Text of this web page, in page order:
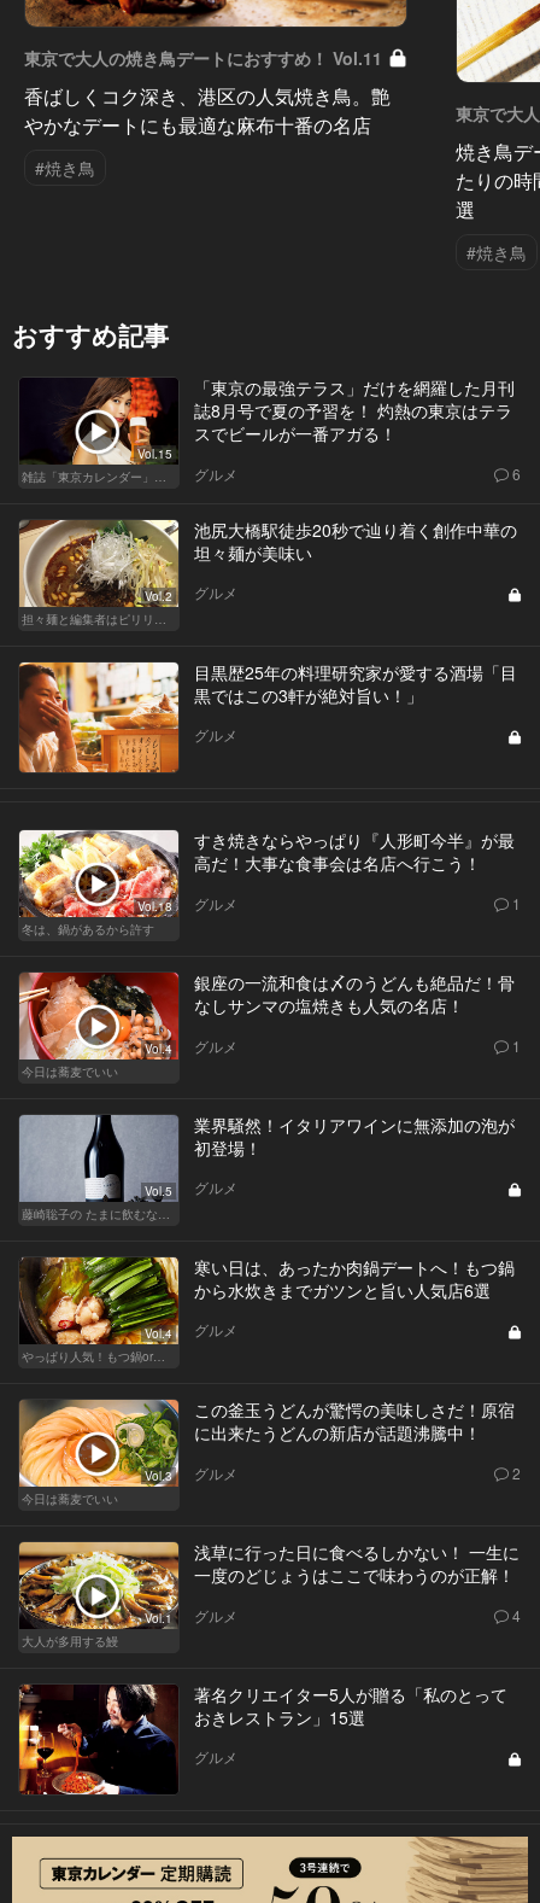
東京で大人の焼き鳥デートにおすすめ！ Vol.11
香ばしくコク深き、港区の人気焼き鳥。艶
やかなデートにも最適な麻布十番の名店
#焼き鳥
東京で大
焼き鳥デ
たりの
選
#焼き鳥
おすすめ記事
Vol.15
雑誌「東京カレンダー」特集
「東京の最強テラス」だけを網羅した月刊
誌8月号で夏の予習を！ 灼熱の東京はテラ
スでビールが一番アガる！
グルメ 6
Vol.2
担々麺と編集者はピリリと辛いほうがいい！
池尻大橋駅徒歩20秒で辿り着く創作中華の
坦々麺が美味い
グルメ
目黒歴25年の料理研究家が愛する酒場「目
黒ではこの3軒が絶対旨い！」
グルメ
Vol.18
冬は、鍋があるから許す
すき焼きならやっぱり『人形町今半』が最
高だ！大事な食事会は名店へ行こう！
グルメ 1
Vol.4
今日は蕎麦でいい
銀座の一流和食は〆のうどんも絶品だ！骨
なしサンマの塩焼きも人気の名店！
グルメ 1
Vol.5
藤崎聡子の たまに飲むなら、こんな泡
業界騒然！イタリアワインに無添加の泡が
初登場！
グルメ
Vol.4
やっぱり人気！もつ鍋or水炊き、どっちで飲もう？
寒い日は、あったか肉鍋デートへ！もつ鍋
から水炊きまでガツンと旨い人気店6選
グルメ
Vol.3
今日は蕎麦でいい
この釜玉うどんが驚愕の美味しさだ！原宿
に出来たうどんの新店が話題沸騰中！
グルメ 2
Vol.1
大人が多用する鰻
浅草に行った日に食べるしかない！ 一生に
一度のどじょうはここで味わうのが正解！
グルメ 4
著名クリエイター5人が贈る「私のとって
おきレストラン」15選
グルメ